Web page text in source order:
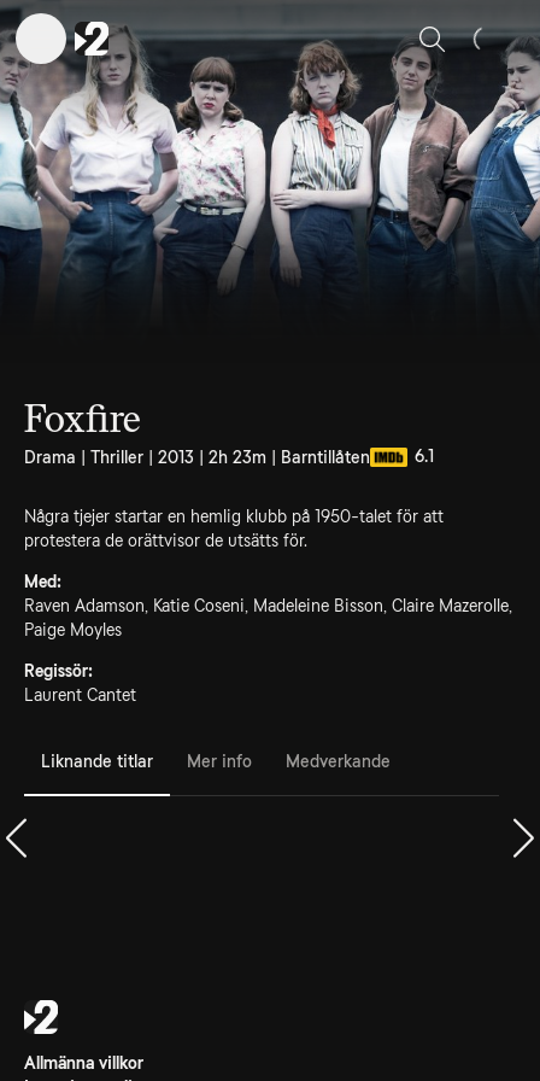
Sök
Foxfire
Drama | Thriller | 2013 | 2h 23m | Barntillåten 6.1
Några tjejer startar en hemlig klubb på 1950-talet för att
protestera de orättvisor de utsätts för.
Med:
Raven Adamson, Katie Coseni, Madeleine Bisson, Claire Mazerolle,
Paige Moyles
Regissör:
Laurent Cantet
Liknande titlar Mer info Medverkande
Allmänna villkor